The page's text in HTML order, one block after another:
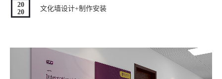
20
20
文化墙设计+制作安装